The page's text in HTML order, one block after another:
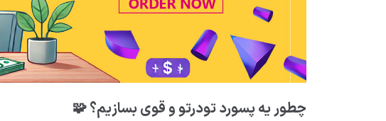
چطور یه پسورد تودرتو و قوی بسازیم؟ 🧩